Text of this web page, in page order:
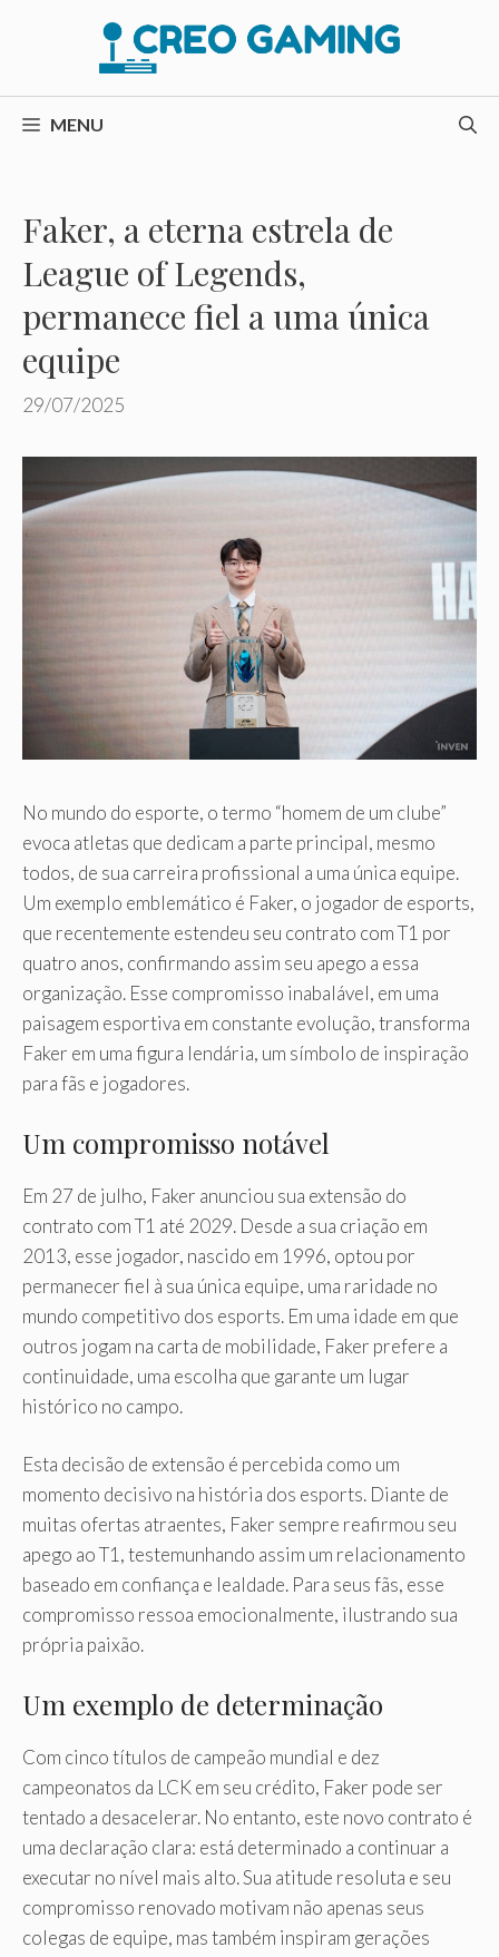
conteúdo
MENU
Faker, a eterna estrela de
League of Legends,
permanece fiel a uma única
equipe
29/07/2025
No mundo do esporte, o termo “homem de um clube”
evoca atletas que dedicam a parte principal, mesmo
todos, de sua carreira profissional a uma única equipe.
Um exemplo emblemático é Faker, o jogador de esports,
que recentemente estendeu seu contrato com T1 por
quatro anos, confirmando assim seu apego a essa
organização. Esse compromisso inabalável, em uma
paisagem esportiva em constante evolução, transforma
Faker em uma figura lendária, um símbolo de inspiração
para fãs e jogadores.
Um compromisso notável
Em 27 de julho, Faker anunciou sua extensão do
contrato com T1 até 2029. Desde a sua criação em
2013, esse jogador, nascido em 1996, optou por
permanecer fiel à sua única equipe, uma raridade no
mundo competitivo dos esports. Em uma idade em que
outros jogam na carta de mobilidade, Faker prefere a
continuidade, uma escolha que garante um lugar
histórico no campo.
Esta decisão de extensão é percebida como um
momento decisivo na história dos esports. Diante de
muitas ofertas atraentes, Faker sempre reafirmou seu
apego ao T1, testemunhando assim um relacionamento
baseado em confiança e lealdade. Para seus fãs, esse
compromisso ressoa emocionalmente, ilustrando sua
própria paixão.
Um exemplo de determinação
Com cinco títulos de campeão mundial e dez
campeonatos da LCK em seu crédito, Faker pode ser
tentado a desacelerar. No entanto, este novo contrato é
uma declaração clara: está determinado a continuar a
executar no nível mais alto. Sua atitude resoluta e seu
compromisso renovado motivam não apenas seus
colegas de equipe, mas também inspiram gerações